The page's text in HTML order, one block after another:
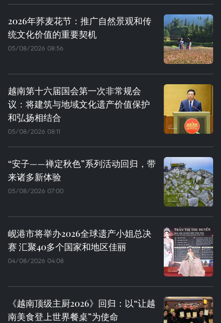
2026年荞麦花节：推广自然景观和传
统文化价值的重要契机
05/08/2026 08:56
越南第十六届国会第一次非常规会
议：将建筑与地域文化遗产价值保护
和弘扬相结合
05/08/2026 08:11
“安子——禅定秋色”系列活动回归，带
来诸多新体验
05/08/2026 07:00
岘港市将举办2026全球遗产小姐总决
赛 汇聚40多个国家和地区佳丽
04/08/2026 04:08
《越南顶级主厨2026》回归：以“让越
南美食登上世界餐桌”为使命